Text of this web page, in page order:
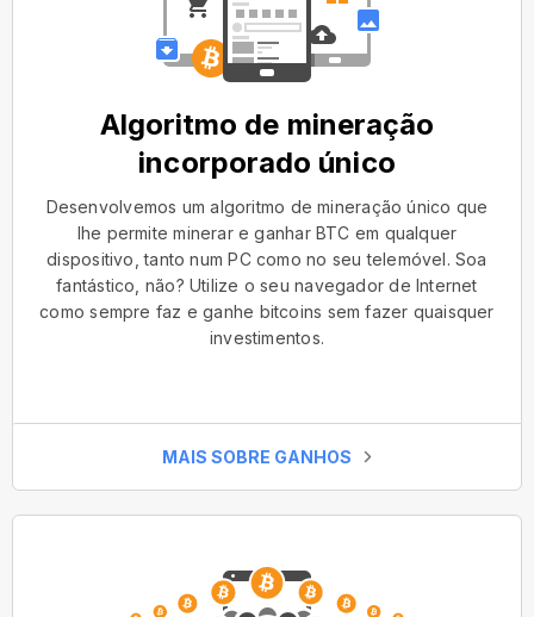
Algoritmo de mineração
incorporado único
Desenvolvemos um algoritmo de mineração único que
lhe permite minerar e ganhar BTC em qualquer
dispositivo, tanto num PC como no seu telemóvel. Soa
fantástico, não? Utilize o seu navegador de Internet
como sempre faz e ganhe bitcoins sem fazer quaisquer
investimentos.
MAIS SOBRE GANHOS